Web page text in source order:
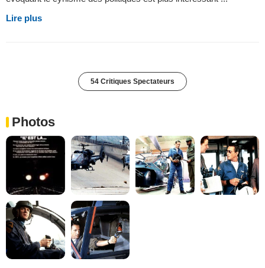
Lire plus
54 Critiques Spectateurs
Photos